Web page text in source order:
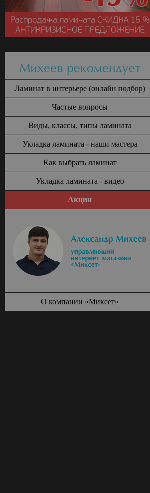
Распродажа ламината СКИДКА15 %
АНТИКРИЗИСНОЕ ПРЕДЛОЖЕНИЕ
Михеев рекомендует
Ламинат в интерьере (онлайн подбор)
Частые вопросы
Виды, классы, типы ламината
Укладка ламината - наши мастера
Как выбрать ламинат
Укладка ламината - видео
Акции
О компании «Миксет»